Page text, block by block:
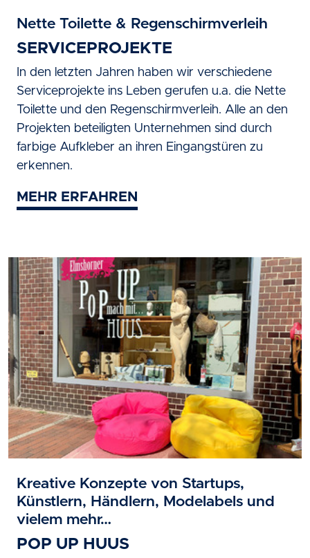
Nette Toilette & Regenschirmverleih
SERVICEPROJEKTE
In den letzten Jahren haben wir verschiedene
Serviceprojekte ins Leben gerufen u.a. die Nette
Toilette und den Regenschirmverleih. Alle an den
Projekten beteiligten Unternehmen sind durch
farbige Aufkleber an ihren Eingangstüren zu
erkennen.
MEHR ERFAHREN
Kreative Konzepte von Startups,
Künstlern, Händlern, Modelabels und
vielem mehr…
POP UP HUUS